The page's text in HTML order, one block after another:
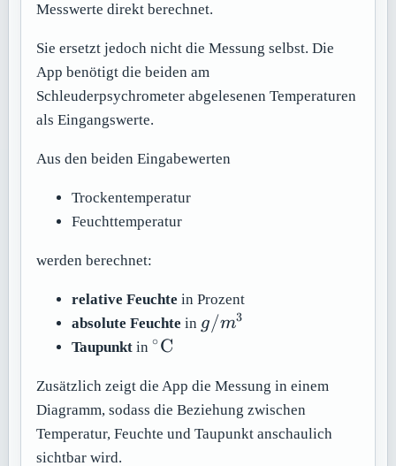
Messwerte direkt berechnet.
Sie ersetzt jedoch nicht die Messung selbst. Die
App benötigt die beiden am
Schleuderpsychrometer abgelesenen Temperaturen
als Eingangswerte.
Aus den beiden Eingabewerten
Trockentemperatur
Feuchttemperatur
werden berechnet:
relative Feuchte in Prozent
absolute Feuchte in g/m^3
g /m3
Taupunkt in^\circ
∘C
Zusätzlich zeigt die App die Messung in einem
Diagramm, sodass die Beziehung zwischen
Temperatur, Feuchte und Taupunkt anschaulich
sichtbar wird.